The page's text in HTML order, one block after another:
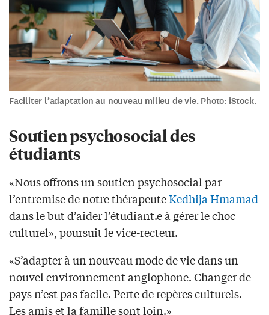
Faciliter l’adaptation au nouveau milieu de vie. Photo: iStock.
Soutien psychosocial des
étudiants
«Nous offrons un soutien psychosocial par
l’entremise de notre thérapeuteKedhija Hmamad
dans le but d’aider l’étudiant.e à gérer le choc
culturel», poursuit le vice-recteur.
«S’adapter à un nouveau mode de vie dans un
nouvel environnement anglophone. Changer de
pays n’est pas facile. Perte de repères culturels.
Les amis et la famille sont loin.»